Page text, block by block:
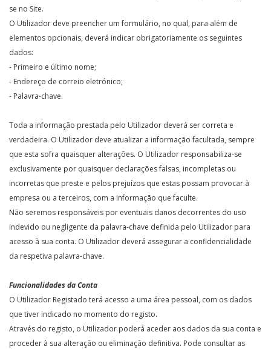
se no Site.
O Utilizador deve preencher um formulário, no qual, para além de
elementos opcionais, deverá indicar obrigatoriamente os seguintes
dados:
- Primeiro e último nome;
- Endereço de correio eletrónico;
- Palavra-chave.
Toda a informação prestada pelo Utilizador deverá ser correta e
verdadeira. O Utilizador deve atualizar a informação facultada, sempre
que esta sofra quaisquer alterações. O Utilizador responsabiliza-se
exclusivamente por quaisquer declarações falsas, incompletas ou
incorretas que preste e pelos prejuízos que estas possam provocar à
empresa ou a terceiros, com a informação que faculte.
Não seremos responsáveis por eventuais danos decorrentes do uso
indevido ou negligente da palavra-chave definida pelo Utilizador para
acesso à sua conta. O Utilizador deverá assegurar a confidencialidade
da respetiva palavra-chave.
Funcionalidades da Conta
O Utilizador Registado terá acesso a uma área pessoal, com os dados
que tiver indicado no momento do registo.
Através do registo, o Utilizador poderá aceder aos dados da sua conta e
proceder à sua alteração ou eliminação definitiva. Pode consultar as